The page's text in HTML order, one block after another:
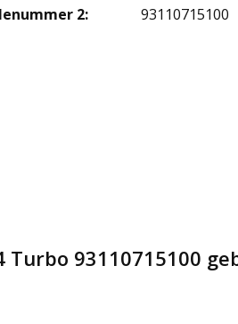
2:
93110715100
93110715100